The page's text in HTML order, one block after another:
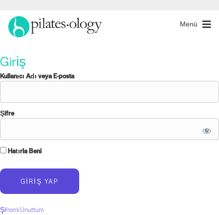
Menü
Giriş
Kullanıcı Adı veya E-posta
Şifre
Hatırla Beni
Şifremi Unuttum